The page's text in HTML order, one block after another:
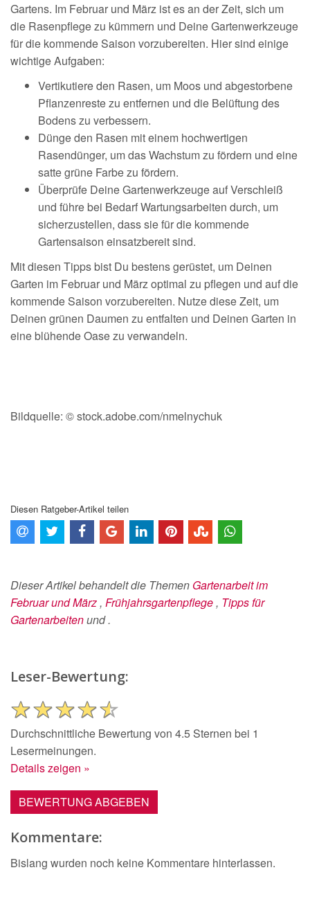
Gartens. Im Februar und März ist es an der Zeit, sich um
die Rasenpflege zu kümmern und Deine Gartenwerkzeuge
für die kommende Saison vorzubereiten. Hier sind einige
wichtige Aufgaben:
Vertikutiere den Rasen, um Moos und abgestorbene
Pflanzenreste zu entfernen und die Belüftung des
Bodens zu verbessern.
Dünge den Rasen mit einem hochwertigen
Rasendünger, um das Wachstum zu fördern und eine
satte grüne Farbe zu fördern.
Überprüfe Deine Gartenwerkzeuge auf Verschleiß
und führe bei Bedarf Wartungsarbeiten durch, um
sicherzustellen, dass sie für die kommende
Gartensaison einsatzbereit sind.
Mit diesen Tipps bist Du bestens gerüstet, um Deinen
Garten im Februar und März optimal zu pflegen und auf die
kommende Saison vorzubereiten. Nutze diese Zeit, um
Deinen grünen Daumen zu entfalten und Deinen Garten in
eine blühende Oase zu verwandeln.
Bildquelle: © stock.adobe.com/nmelnychuk
Diesen Ratgeber-Artikel teilen
Dieser Artikel behandelt die Themen Gartenarbeit im
Februar und März , Frühjahrsgartenpflege , Tipps für
Gartenarbeitenund.
Leser-Bewertung:
Durchschnittliche Bewertung von 4.5 Sternen bei 1
Lesermeinungen.
Details zeigen »
BEWERTUNG ABGEBEN
Kommentare:
Bislang wurden noch keine Kommentare hinterlassen.